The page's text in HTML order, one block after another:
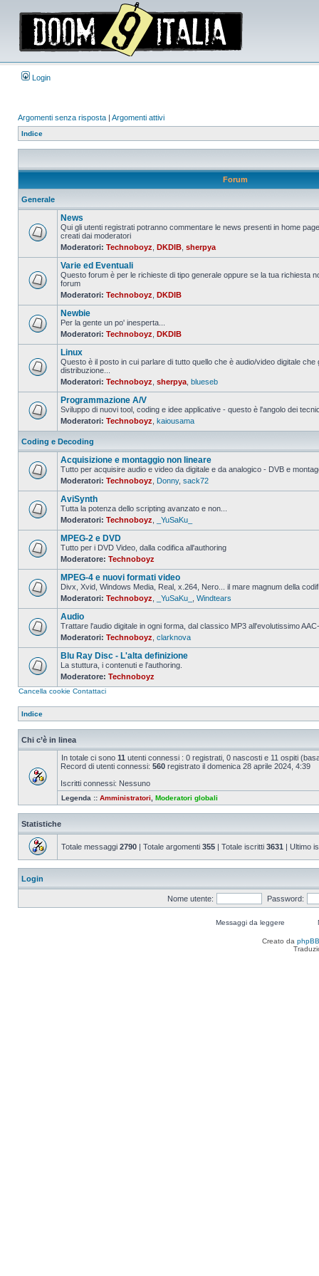
Login
Argomenti senza risposta | Argomenti attivi
Indice
Forum
Generale
Nessun
da
leggere
News
Qui gli utenti registrati potranno commentare le news presenti in home
creati dai moderatori
Moderatori: Technoboyz DKDIB sherpya
Nessun
da
leggere
Varie ed Eventuali
Questo forum è per le richieste di tipo generale oppure se la tua richiesta
forum
Moderatori: Technoboyz DKDIB
Nessun
messaggio
leggere
Newbie
Per la gente un po' inesperta...
Moderatori: Technoboyz DKDIB
Nessun
da
leggere
Linux
Questo è il posto in cui parlare di tutto quello che è audio/video digitale
distribuzione...
Moderatori: Technoboyz sherpya blueseb
Nessun
messaggio
da
leggere
Programmazione A/V
Sviluppo di nuovi tool, coding e idee applicative - questo è l'angolo dei
Moderatori: Technoboyz kaiousama
Coding e Decoding
Nessun
messaggio
da
leggere
Acquisizione e montaggio non lineare
Tutto per acquisire audio e video da digitale e da analogico - DVB e
Moderatori: Technoboyz Donny, sack72
Nessun
messaggio
da
leggere
AviSynth
Tutta la potenza dello scripting avanzato e non...
Moderatori: Technoboyz _YuSaKu_
Nessun
messaggio
da
leggere
MPEG-2 e DVD
Tutto per i DVD Video, dalla codifica all'authoring
Moderatore: Technoboyz
Nessun
messaggio
da
leggere
MPEG-4 e nuovi formati video
Divx, Xvid, Windows Media, Real, x.264, Nero... il mare magnum della
Moderatori: Technoboyz _YuSaKu_ Windtears
Nessun
messaggio
da
leggere
Audio
Trattare l'audio digitale in ogni forma, dal classico MP3 all'evolutissimo
Moderatori: Technoboyz clarknova
Nessun
messaggio
da
Blu Ray Disc - L'alta definizione
La stuttura, i contenuti e l'authoring.
Moderatore: Technoboyz
Cancella cookie Contattaci
Indice
Chi c’è in linea
In totale ci sono 11 utenti connessi : 0 registrati, 0 nascosti e 11 ospiti
Record di utenti connessi: 560 registrato il domenica 28 aprile 2024, 4:39
Iscritti connessi: Nessuno
Legenda :: Amministratori Moderatori globali
Statistiche
Totale messaggi 2790 | Totale argomenti 355 | Totale iscritti 3631 | Ultimo
Login
Nome utente: Password:
Messaggi da leggere
Creato da phpBB